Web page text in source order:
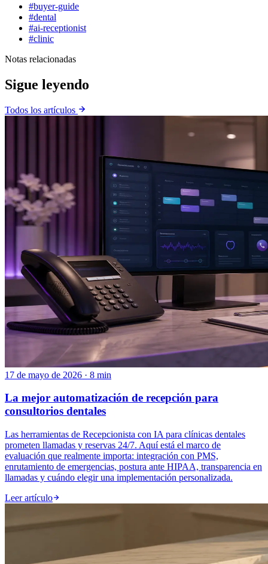
#buyer-guide
#dental
#ai-receptionist
#clinic
Notas relacionadas
Sigue leyendo
Todos los artículos
17 de mayo de 2026 · 8 min
La mejor automatización de recepción para
consultorios dentales
Las herramientas de Recepcionista con IA para clínicas dentales
prometen llamadas y reservas 24/7. Aquí está el marco de
evaluación que realmente importa: integración con PMS,
enrutamiento de emergencias, postura ante HIPAA, transparencia en
llamadas y cuándo elegir una implementación personalizada.
Leer artículo